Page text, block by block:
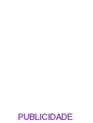
PUBLICIDADE